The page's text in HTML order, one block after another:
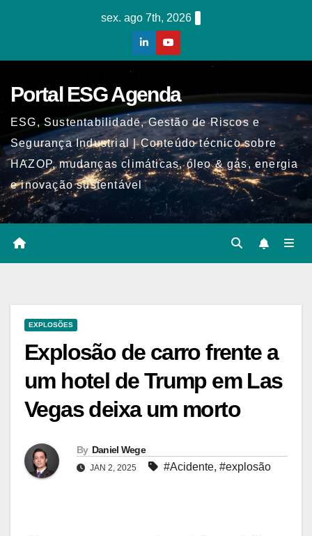
sex. ago 7th, 2026
Portal ESG Agenda
ESG, Sustentabilidade, Gestão de Riscos e
Segurança Industrial | Conteúdo técnico sobre
HAZOP, mudanças climáticas, óleo & gás, energia
e inovação sustentável
EXPLOSÕES
Explosão de carro frente a
um hotel de Trump em Las
Vegas deixa um morto
By Daniel Wege
JAN 2, 2025 #Acidente, #explosão